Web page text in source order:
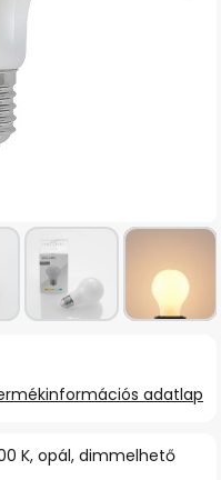
K, opál, dimmelhető
adatlap